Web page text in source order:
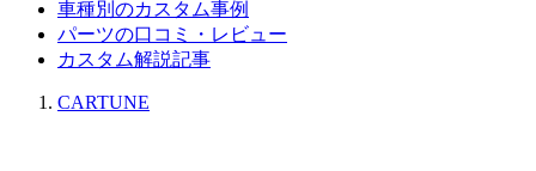
車種別のカスタム事例
パーツの口コミ・レビュー
カスタム解説記事
CARTUNE